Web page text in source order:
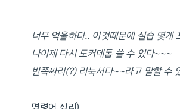
너무 억울하다.. 이것때문에 실습 몇
나이제 다시 도커데톱 쓸 수 있다~~~
반쪽짜리(?) 리눅서다~~라고 말할 수